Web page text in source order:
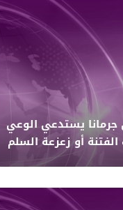
جرمانا يستدعي الوعي
الفتنة أو زعزعة السلم